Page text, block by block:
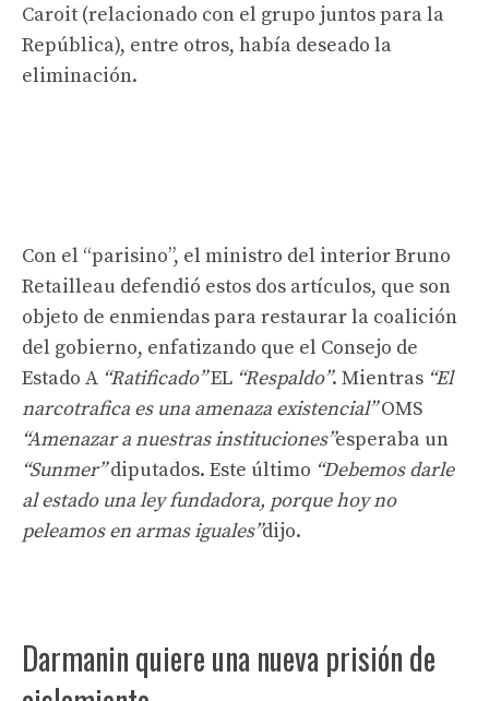
Caroit (relacionado con el grupo juntos para la
República), entre otros, había deseado la
eliminación.
Con el “parisino”, el ministro del interior Bruno
Retailleau defendió estos dos artículos, que son
objeto de enmiendas para restaurar la coalición
del gobierno, enfatizando que el Consejo de
Estado A “Ratificado”EL “Respaldo”. Mientras “El
narcotrafica es una amenaza existencial”OMS
“Amenazar a nuestras instituciones”esperaba un
“Sunmer”diputados. Este último “Debemos darle
al estado una ley fundadora, porque hoy no
peleamos en armas iguales”dijo.
Darmanin quiere una nueva prisión de